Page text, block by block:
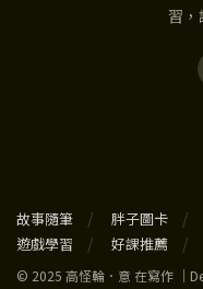
習，
故事隨筆 胖子圖卡
遊戲學習
好課推薦
© 2025 高怪輪．意 在寫作 ｜